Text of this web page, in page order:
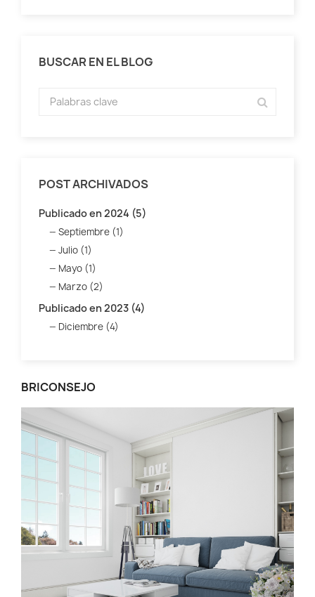
BUSCAR EN EL BLOG
POST ARCHIVADOS
Publicado en 2024 (5)
Septiembre (1)
Julio (1)
Mayo (1)
Marzo (2)
Publicado en 2023 (4)
Diciembre (4)
BRICONSEJO